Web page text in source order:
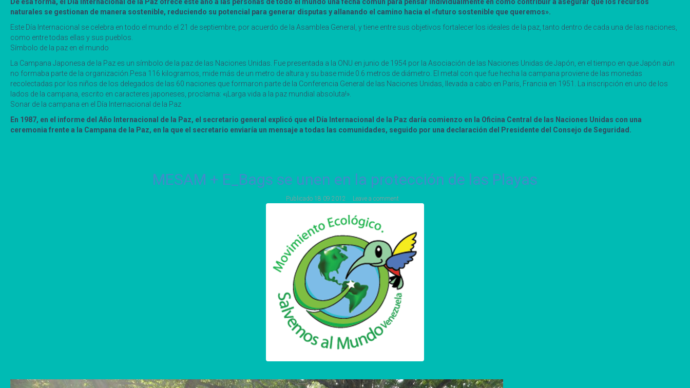
naturales se gestionan de manera sostenible, reduciendo su potencial para generar disputas y allanando el camino hacia el «futuro sostenible que queremos».
Este Día Internacional se celebra en todo el mundo el 21 de septiembre, por acuerdo de la Asamblea General, y tiene entre sus objetivos fortalecer los ideales de la paz, tanto dentro de cada una de las naciones,
como entre todas ellas y sus pueblos.
Símbolo de la paz en el mundo
La Campana Japonesa de la Paz es un símbolo de la paz de las Naciones Unidas. Fue presentada a la ONU en junio de 1954 por la Asociación de las Naciones Unidas de Japón, en el tiempo en que Japón aún
no formaba parte de la organización.Pesa 116 kilogramos, mide más de un metro de altura y su base mide 0.6 metros de diámetro. El metal con que fue hecha la campana proviene de las monedas
recolectadas por los niños de los delegados de las 60 naciones que formaron parte de la Conferencia General de las Naciones Unidas, llevada a cabo en París, Francia en 1951. La inscripción en uno de los
lados de la campana, escrito en caracteres japoneses, proclama: «¡Larga vida a la paz mundial absoluta!».
Sonar de la campana en el Día Internacional de la Paz
En 1987, en el informe del Año Internacional de la Paz, el secretario general explicó que el Día Internacional de la Paz daría comienzo en la Oficina Central de las Naciones Unidas con una
ceremonia frente a la Campana de la Paz, en la que el secretario enviaría un mensaje a todas las comunidades, seguido por una declaración del Presidente del Consejo de Seguridad.
MESAM + E_Bags se unen en la protección de las Playas
Publicado 18 09 2012 Leave a comment